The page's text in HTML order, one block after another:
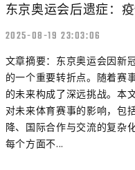
东京奥运会后遗症：
2025-08-19 23:03:06
文章摘要：东京奥运会因新
的一个重要转折点。随着赛
的未来构成了深远挑战。本
对未来体育赛事的影响，包
降、国际合作与交流的复杂
每个方面不...